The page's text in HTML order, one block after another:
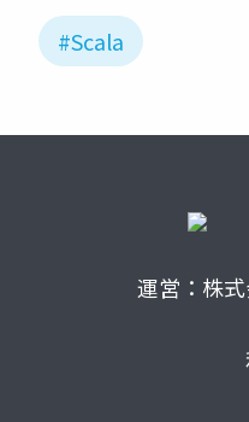
#Scala
運営：株